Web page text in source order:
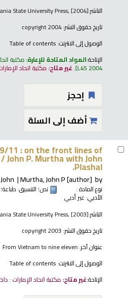
الناشر:State University Press, [2004]
تاريخ حقوق النشر:
الوصول إلى الانترنت: Table of contents
الإتاحة:المواد المتاحة للإعارة: مكتبة
L45 2004
.غير متاح: مكتبة اتحاد
إحجز
أضف إلى السلة
11 : on the front lines of
/John P. Murtha with John
Plashal.
by
Murtha, John P[author]
نوع المادة : نص؛ التنسيق: طباعة
الأدبي: غير أدبي
الناشر:State University Press, [2003]
تاريخ حقوق النشر:
عنوان آخر: From Vietnam to nine eleven
الوصول إلى الانترنت: Table of contents
الإتاحة:غير متاح: مكتبة اتحاد الإمارات :